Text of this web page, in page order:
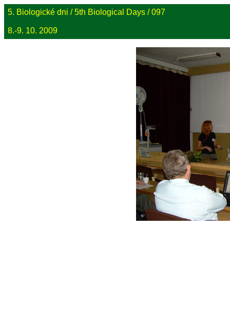
5. Biologické dni / 5th Biological Days / 097
8.-9. 10. 2009